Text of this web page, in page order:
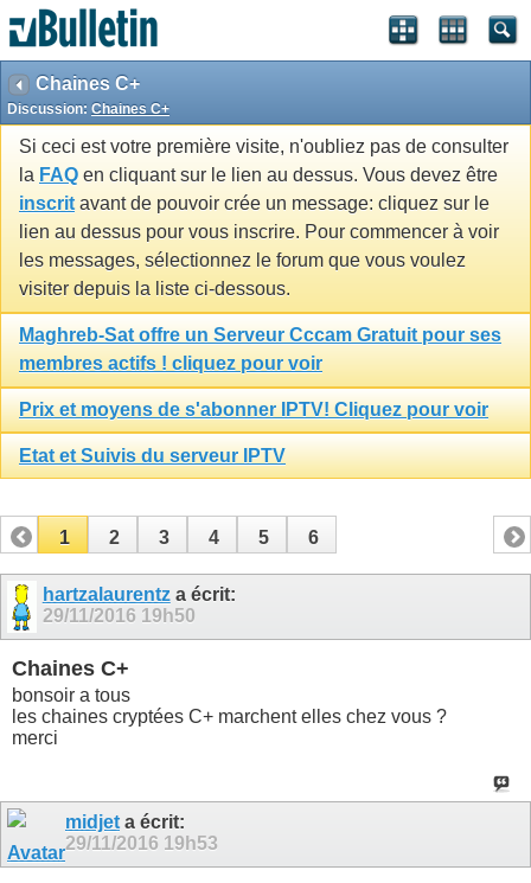
Chaines C+
Discussion: Chaines C+
Si ceci est votre première visite, n'oubliez pas de consulter
la FAQ en cliquant sur le lien au dessus. Vous devez être
inscrit avant de pouvoir crée un message: cliquez sur le
lien au dessus pour vous inscrire. Pour commencer à voir
les messages, sélectionnez le forum que vous voulez
visiter depuis la liste ci-dessous.
Maghreb-Sat offre un Serveur Cccam Gratuit pour ses
membres actifs ! cliquez pour voir
Prix et moyens de s'abonner IPTV! Cliquez pour voir
Etat et Suivis du serveur IPTV
1 2 3 4 5 6
hartzalaurentza écrit:
29/11/2016 19h50
Chaines C+
bonsoir a tous
les chaines cryptées C+ marchent elles chez vous ?
merci
midjet a écrit:
29/11/2016 19h53